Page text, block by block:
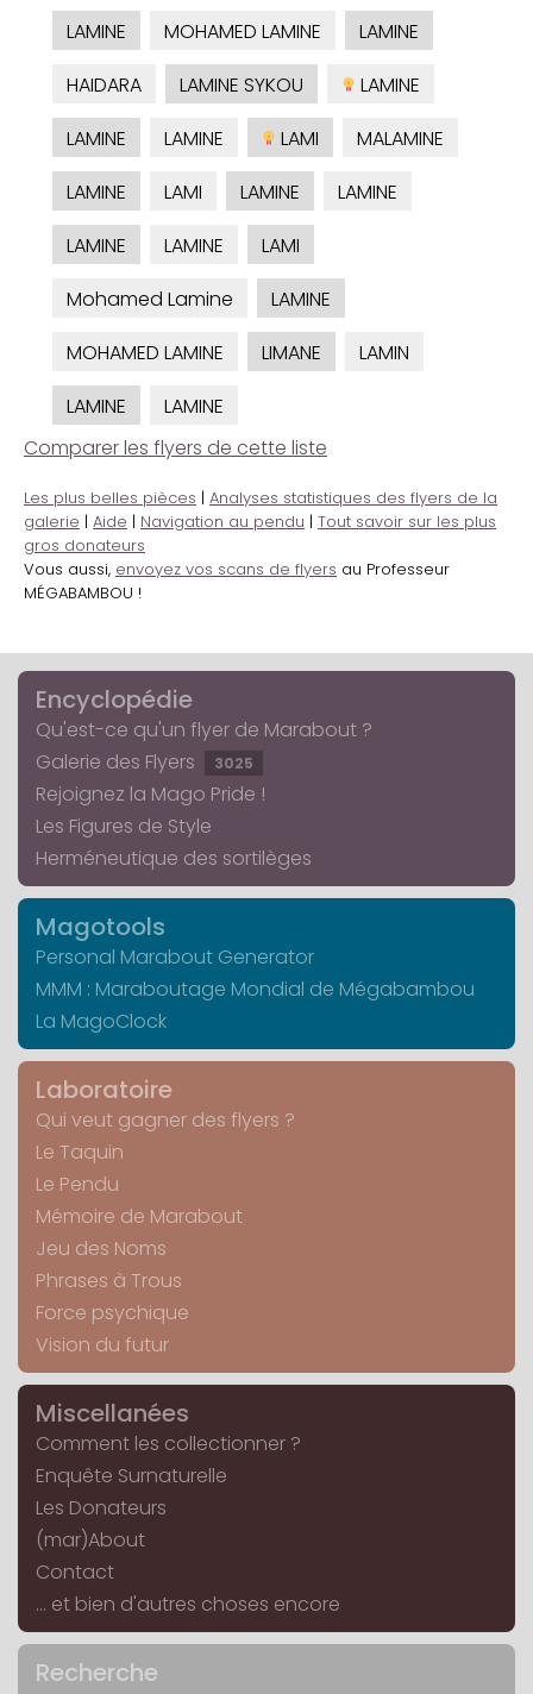
LAMINE
MOHAMED LAMINE
LAMINE
HAIDARA
LAMINE SYKOU
LAMINE
LAMINE
LAMINE LAMI
MALAMINE
LAMINE
LAMI LAMINE
LAMINE
LAMINE
LAMINE
LAMI
Mohamed Lamine
LAMINE
MOHAMED LAMINE
LIMANE
LAMIN
LAMINE
LAMINE
Comparer les flyers de cette liste
Les plus belles pièces | Analyses statistiques des flyers de la
galerie | Aide | Navigation au pendu | Tout savoir sur les plus
gros donateurs
Vous aussi, envoyez vos scans de flyers au Professeur
MÉGABAMBOU !
Encyclopédie
Qu'est-ce qu'un flyer de Marabout ?
Galerie des Flyers
3025
Rejoignez la Mago Pride !
Les Figures de Style
Herméneutique des sortilèges
Magotools
Personal Marabout Generator
MMM : Maraboutage Mondial de Mégabambou
La MagoClock
Laboratoire
Qui veut gagner des flyers ?
Le Taquin
Le Pendu
Mémoire de Marabout
Jeu des Noms
Phrases à Trous
Force psychique
Vision du futur
Miscellanées
Comment les collectionner ?
Enquête Surnaturelle
Les Donateurs
(mar)About
Contact
... et bien d'autres choses encore
Recherche